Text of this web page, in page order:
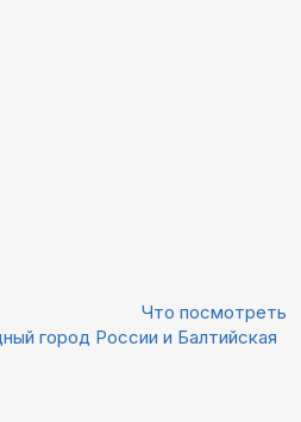
Что посмотреть
город России и Балтийская